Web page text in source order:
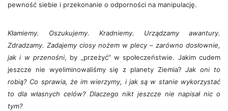
pewność siebie i przekonanie o odporności na manipulację.
Kłamiemy. Oszukujemy. Kradniemy. Urządzamy awantury.
Zdradzamy. Zadajemy ciosy nożem w plecy – zarówno dosłownie,
jak i w przenośni, by „przeżyć” w społeczeństwie. Jakim cudem
jeszcze nie wyeliminowaliśmy się z planety Ziemia?Jak oni to
robią? Co sprawia, że im wierzymy, i jak są w stanie wykorzystać
to dla własnych celów? Dlaczego nikt jeszcze nie napisał nic o
tym?